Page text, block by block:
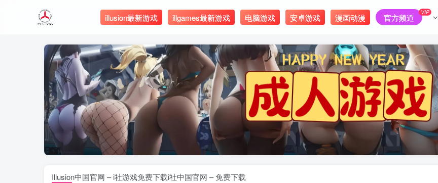
illusion最新游戏 illgames最新游戏 电脑游戏 安卓游戏 漫画动漫 官方频道
VIP
Illusion中国官网 – i社游戏免费下载i社中国官网 – 免费下载